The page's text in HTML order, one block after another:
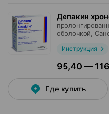
Депакин
оболочкой,
Инструкция
95,40 —
Где купить